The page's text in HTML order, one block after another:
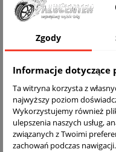
DARMOWA
WYSYŁKA
Zgody
Informacje dotyczące
Ta witryna korzysta z
najwyższy poziom
Wykorzystujemy również
ulepszenia naszych usług,
związanych z Twoimi
zachowań podczas nawigacji.